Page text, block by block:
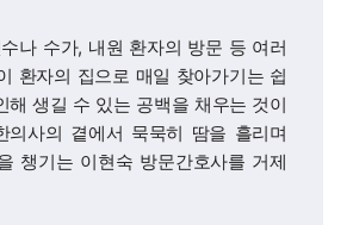
나 수가, 내원 환자의 방문 등 여러
환자의 집으로 매일 찾아가기는 쉽
해 생길 수 있는 공백을 채우는 것이
의사의 곁에서 묵묵히 땀을 흘리며
챙기는 이현숙 방문간호사를 거제